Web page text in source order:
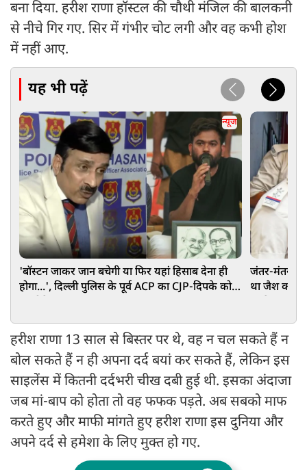
बना दिया. हरीश राणा हॉस्टल की चौथी मंजिल की बालकनी
से नीचे गिर गए. सिर में गंभीर चोट लगी और वह कभी होश
में नहीं आए.
यह भी पढ़ें
न्यूज
'बॉस्टन जाकर जान बचेगी या फिर यहां हिसाब देना ही
होगा...', दिल्ली पुलिस के पूर्व ACP का CJP-दिपके को
जंतर-मंतर
था जैश का
हरीश राणा 13 साल से बिस्तर पर थे, वह न चल सकते हैं न
बोल सकते हैं न ही अपना दर्द बयां कर सकते हैं, लेकिन इस
साइलेंस में कितनी दर्दभरी चीख दबी हुई थी. इसका अंदाजा
जब मां-बाप को होता तो वह फफक पड़ते. अब सबको माफ
करते हुए और माफी मांगते हुए हरीश राणा इस दुनिया और
अपने दर्द से हमेशा के लिए मुक्त हो गए.